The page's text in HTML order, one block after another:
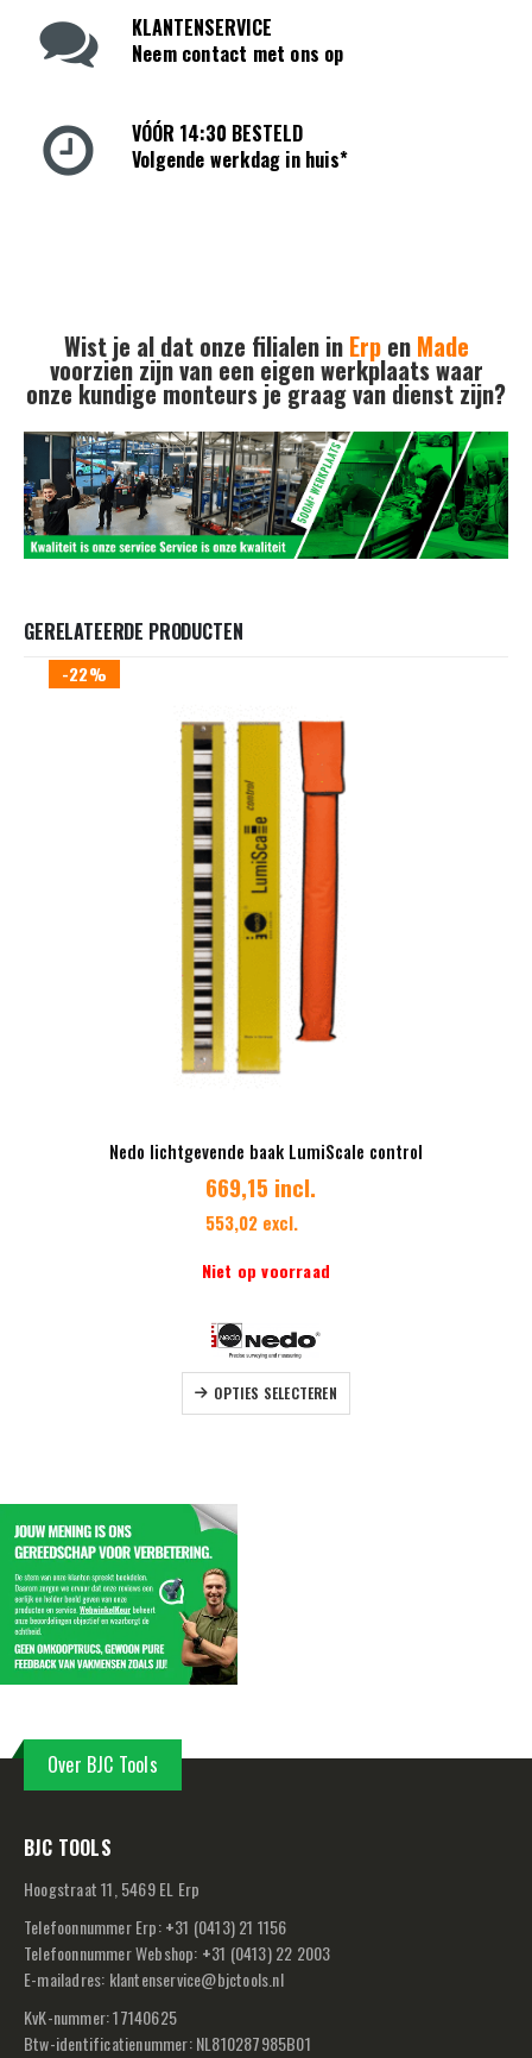
KLANTENSERVICE
Neem contact met ons op
VÓÓR 14:30 BESTELD
Volgende werkdag in huis*
Wist je al dat onze filialen in Erpen Made
voorzien zijn van een eigen werkplaats waar
onze kundige monteurs je graag van dienst zijn?
GERELATEERDE PRODUCTEN
-22%
Nedo lichtgevende baak LumiScale control
669,15 incl.
553,02 excl.
Niet op voorraad
OPTIES SELECTEREN
Dit product heeft meerdere variaties. Deze optie kan gekozen worden op de productpagina
Over BJC Tools
BJC TOOLS
Hoogstraat 11, 5469 EL Erp
Telefoonnummer Erp:+31 (0413) 21 1156
Telefoonnummer Webshop: +31 (0413) 22 2003
E-mailadres: klantenservice@bjctools.nl
KvK-nummer: 17140625
Btw-identificatienummer: NL810287985B01